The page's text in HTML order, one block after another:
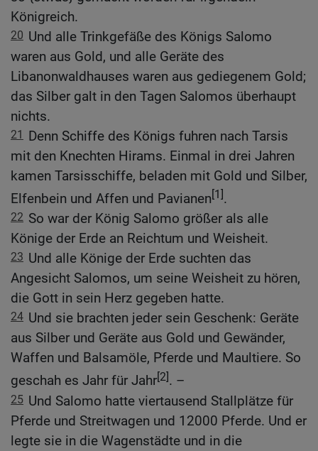
Königreich.
20 Und alle Trinkgefäße des Königs Salomo
waren aus Gold, und alle Geräte des
Libanonwaldhauses waren aus gediegenem Gold;
das Silber galt in den Tagen Salomos überhaupt
nichts.
21 Denn Schiffe des Königs fuhren nach Tarsis
mit den Knechten Hirams. Einmal in drei Jahren
kamen Tarsisschiffe, beladen mit Gold und Silber,
Elfenbein und Affen und Pavianen[1].
22 So war der König Salomo größer als alle
Könige der Erde an Reichtum und Weisheit.
23 Und alle Könige der Erde suchten das
Angesicht Salomos, um seine Weisheit zu hören,
die Gott in sein Herz gegeben hatte.
24 Und sie brachten jeder sein Geschenk: Geräte
aus Silber und Geräte aus Gold und Gewänder,
Waffen und Balsamöle, Pferde und Maultiere. So
geschah es Jahr für Jahr[2]. –
25 Und Salomo hatte viertausend Stallplätze für
Pferde und Streitwagen und 12000 Pferde. Und er
legte sie in die Wagenstädte und in die